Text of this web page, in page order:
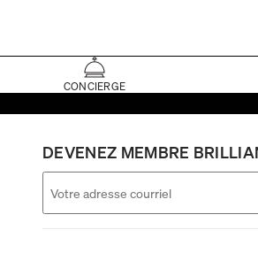
CONCIERGE
DEVENEZ MEMBRE